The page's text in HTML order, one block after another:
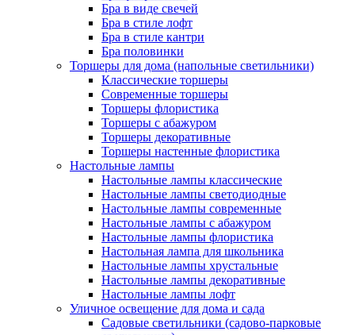
Бра в виде свечей
Бра в стиле лофт
Бра в стиле кантри
Бра половинки
Торшеры для дома (напольные светильники)
Классические торшеры
Современные торшеры
Торшеры флористика
Торшеры с абажуром
Торшеры декоративные
Торшеры настенные флористика
Настольные лампы
Настольные лампы классические
Настольные лампы светодиодные
Настольные лампы современные
Настольные лампы с абажуром
Настольные лампы флористика
Настольная лампа для школьника
Настольные лампы хрустальные
Настольные лампы декоративные
Настольные лампы лофт
Уличное освещение для дома и сада
Садовые светильники (садово-парковые